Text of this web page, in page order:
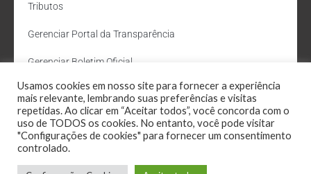
Tributos
Gerenciar Portal da Transparência
Gerenciar Boletim Oficial
Departamento de Água e Esgoto
Administração Site
Webmail
Usamos cookies em nosso site para fornecer a experiência
mais relevante, lembrando suas preferências e visitas
repetidas. Ao clicar em “Aceitar todos”, você concorda com o
uso de TODOS os cookies. No entanto, você pode visitar
"Configurações de cookies" para fornecer um consentimento
controlado.